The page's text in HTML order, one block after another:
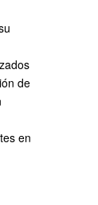
de
en